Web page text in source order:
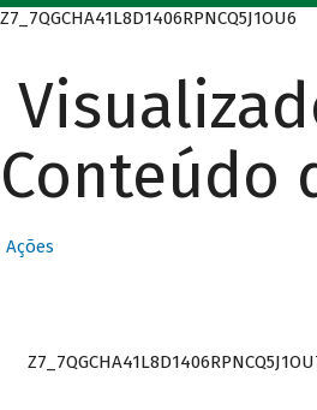
Z7_7QGCHA41L8D1406RPNCQ5J1OU6
Conteúdo
Ações